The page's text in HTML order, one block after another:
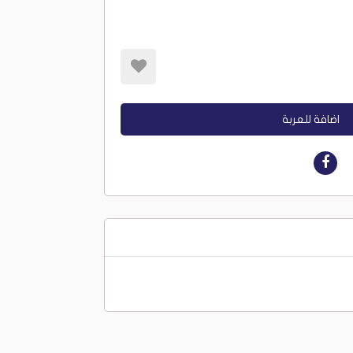
اضافة للعربة